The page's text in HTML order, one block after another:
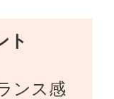
ト
ンス感